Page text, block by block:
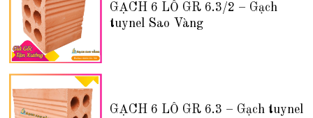
GẠCH 6 LỖ GR 6.3/2 – Gạch
tuynel Sao Vàng
GẠCH 6 LỖ GR 6.3 – Gạch tuynel